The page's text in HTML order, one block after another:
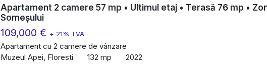
Apartament 2 camere 57 mp • Ultimul etaj • Terasă 76 mp •
Someșului
109,000 € + 21% TVA
Apartament cu 2 camere de vânzare
Muzeul Apei, Floresti
132 mp 2022